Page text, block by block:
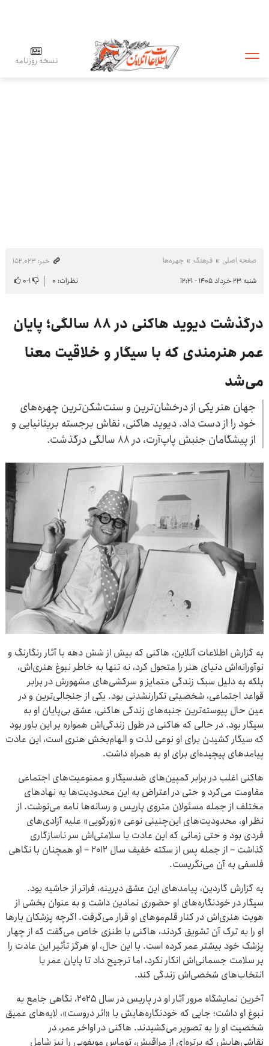
نسخه روزنامه
صفحه اصلی فرهنگ چهره‌ها
خبر: ۱۵۲٬۰۲۳
شنبه ۲۳ خرداد ۱۴۰۵ - ۱۲:۲۱
نظرات: ۰ ۱-۰
درگذشت دیوید هاکنی در ۸۸ سالگی؛ پایان
عمر هنرمندی که با سیگار و خلاقیت معنا
می‌شد
جهان هنر یکی از درخشان‌ترین و سنت‌شکن‌ترین چهره‌های
خود را از دست داد. دیوید هاکنی، نقاش برجسته بریتانیایی و
از پیشگامان جنبش پاپ‌آرت، در ۸۸ سالگی درگذشت.
به گزارش اطلاعات آنلاین،‌ هاکنی که بیش از شش دهه با آثار رنگارنگ و
نوآورانه‌اش دنیای هنر را متحول کرد، نه تنها به خاطر نبوغ هنری‌اش،
بلکه به دلیل سبک زندگی متمایز و سرکشی‌های مشهورش در برابر
قواعد اجتماعی، شخصیتی تکرارنشدنی بود. یکی از جنجالی‌ترین و در
عین حال پیوسته‌ترین جنبه‌های زندگی هاکنی، عشق بی‌پایان او به
سیگار بود. در حالی که هاکنی در طول زندگی‌اش همواره بر این باور بود
که سیگار کشیدن برای او نوعی لذت و الهام‌بخش هنری است، این عادت
پیامدهای پیچیده‌ای برای او به همراه داشت.
هاکنی اغلب در برابر کمپین‌های ضدسیگار و ممنوعیت‌های اجتماعی
مقاومت می‌کرد و حتی در اعتراض به این محدودیت‌ها به نهادهای
مختلف از جمله مسئولان متروی پاریس و رسانه‌ها نامه می‌نوشت. از
نظر او، محدودیت‌های این‌چنینی نوعی «زورگویی» علیه آزادی‌های
فردی بود و حتی زمانی که این عادت با سلامتی‌اش سر ناسازگاری
گذاشت – از جمله پس از سکته خفیف سال ۲۰۱۲ – او همچنان با نگاهی
فلسفی به آن می‌نگریست.
به گزارش گاردین، پیامدهای این عشق دیرینه، فراتر از حاشیه بود.
سیگار در خودنگاره‌های او حضوری نمادین داشت و به عنوان بخشی از
هویت هنری‌اش در کنار قلم‌موهای او قرار می‌گرفت. اگرچه پزشکان بارها
او را به ترک آن تشویق کردند، هاکنی با طنزی خاص می‌گفت که از چهار
پزشک خود بیشتر عمر کرده است. با این حال، او هرگز تأثیر این عادت را
بر سلامت جسمانی‌اش انکار نکرد، اما ترجیح داد تا پایان عمر با
انتخاب‌های شخصی‌اش زندگی کند.
آخرین نمایشگاه مرور آثار او در پاریس در سال ۲۰۲۵، نگاهی جامع به
نبوغ او داشت؛ جایی که خودنگاره‌هایش با «اثر دروست»، لایه‌های عمیق
شخصیت او را به تصویر می‌کشیدند. هاکنی در اواخر عمر، در
نقاشی‌هایش که پرتره‌ای از مراقبش، توماس موپفوبی را نیز شامل